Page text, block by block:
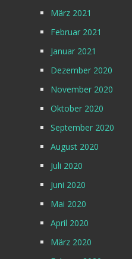
März 2021
Februar 2021
Januar 2021
Dezember 2020
November 2020
Oktober 2020
September 2020
August 2020
Juli 2020
Juni 2020
Mai 2020
April 2020
März 2020